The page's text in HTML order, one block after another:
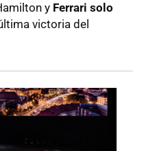
y Ferrari solo
victoria del